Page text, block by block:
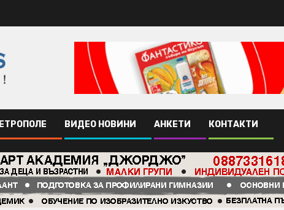
ЕТРОПОЛЕ ВИДЕО НОВИНИ АНКЕТИ КОНТАКТИ